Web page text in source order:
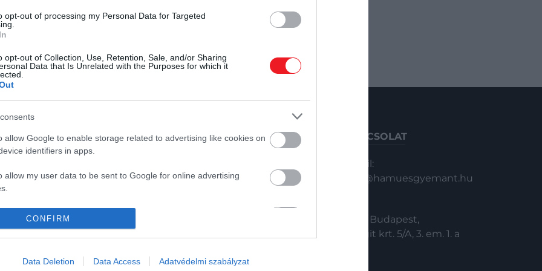
opt-out of processing my Personal Data for Targeted
opt-out of Collection, Use, Retention, Sale, and/or Sharing
Data that Is Unrelated with the Purposes for which it
allow Google to enable storage related to advertising like cookies on
identifiers in apps.
allow my user data to be sent to Google for online advertising
identifiers in apps.
CONFIRM
Data Deletion Data Access Adatvédelmi szabályzat
borválasztékkal szembesülhetünk a
fogyasztók igyekeznek valamilyen
felmérésből pedig ki is derült, mi az,
ami a legjobban befolyásolja a
2023. JANUÁR 20. ● HAMU ÉS GYÉMÁNT
ember egyetlen szempont
HAMU ÉS GYÉMÁNT
HG MEDIA KAPCSOLAT
Email:
info@hamuesgyemant.hu
1024 Budapest,
Margit krt. 5/A, 3. em. 1. a